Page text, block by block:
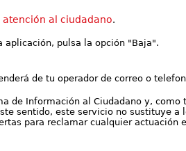
atención al ciudadano.
aplicación, pulsa la opción "Baja".
de tu operador de correo o
Información al Ciudadano y,
sentido, este servicio no sustituye a
para reclamar cualquier actuación